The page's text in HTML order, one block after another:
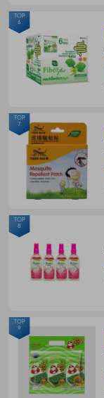
TOP
6
TOP
7
TOP
8
TOP
9